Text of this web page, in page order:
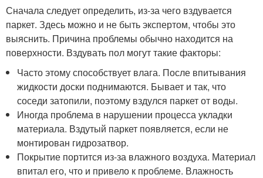
Сначала следует определить, из-за чего вздувается
паркет. Здесь можно и не быть экспертом, чтобы это
выяснить. Причина проблемы обычно находится на
поверхности. Вздувать пол могут такие факторы:
Часто этому способствует влага. После впитывания
жидкости доски поднимаются. Бывает и так, что
соседи затопили, поэтому вздулся паркет от воды.
Иногда проблема в нарушении процесса укладки
материала. Вздутый паркет появляется, если не
монтирован гидрозатвор.
Покрытие портится из-за влажного воздуха. Материал
впитал его, что и привело к проблеме. Влажность